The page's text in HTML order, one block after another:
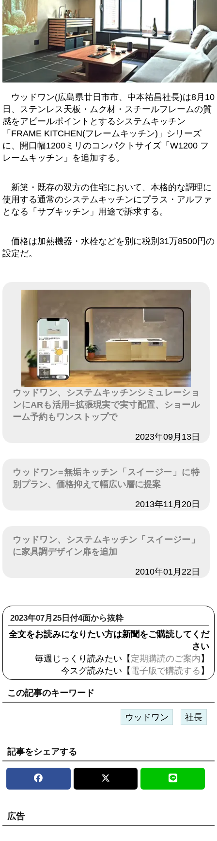
ウッドワン(広島県廿日市市、中本祐昌社長)は8月10
日、ステンレス天板・ムク材・スチールフレームの質
感をアピールポイントとするシステムキッチン
「FRAME KITCHEN(フレームキッチン)」シリーズ
に、開口幅1200ミリのコンパクトサイズ「W1200 フ
レームキッチン」を追加する。
新築・既存の双方の住宅において、本格的な調理に
使用する通常のシステムキッチンにプラス・アルファ
となる「サブキッチン」用途で訴求する。
価格は加熱機器・水栓などを別に税別31万8500円の
設定だ。
ウッドワン、システムキッチンシミュレーショ
ンにARも活用=拡張現実で実寸配置、ショール
ーム予約もワンストップで
2023年09月13日
ウッドワン=無垢キッチン「スイージー」に特
別プラン、価格抑えて幅広い層に提案
2013年11月20日
ウッドワン、システムキッチン「スイージー」
に家具調デザイン扉を追加
2010年01月22日
2023年07月25日付4面から抜粋
全文をお読みになりたい方は新聞をご購読してくだ
さい
毎週じっくり読みたい【 定期購読のご案内 】
今スグ読みたい【 電子版で購読する 】
この記事のキーワード
ウッドワン 社長
記事をシェアする
広告